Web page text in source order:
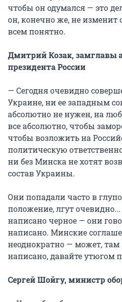
чтобы он одумался — это
он, конечно же, не изменит
всем понятно.
Дмитрий Козак,замглавы
президента России
— Сегодня очевидно
Украине, ни ее западным
абсолютно не нужен, на
все абсолютно, чтобы
чтобы возложить на
политическую
ни без Минска не хотят
состав Украины.
Они попадали часто в
положение, лгут
написано черное — они
написано. Минские
неоднократно — может,
написано, давайте утюгом
Сергей Шойгу, министр